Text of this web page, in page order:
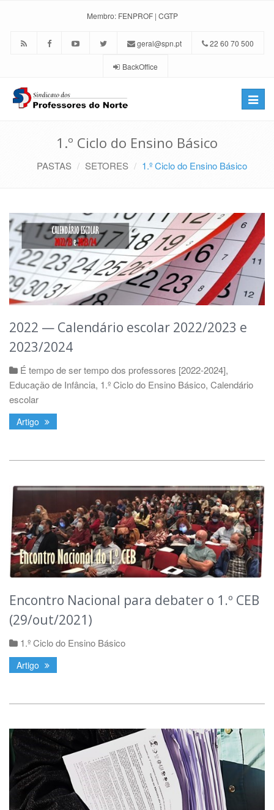
Membro: FENPROF | CGTP
geral@spn.pt 22 60 70 500
BackOffice
Toggle
1.º Ciclo do Ensino Básico
PASTAS SETORES 1.º Ciclo do Ensino Básico
2022 — Calendário escolar 2022/2023 e
2023/2024
É tempo de ser tempo dos professores [2022-2024],
Educação de Infância, 1.º Ciclo do Ensino Básico, Calendário
escolar
Artigo
Encontro Nacional para debater o 1.º CEB
(29/out/2021)
1.º Ciclo do Ensino Básico
Artigo